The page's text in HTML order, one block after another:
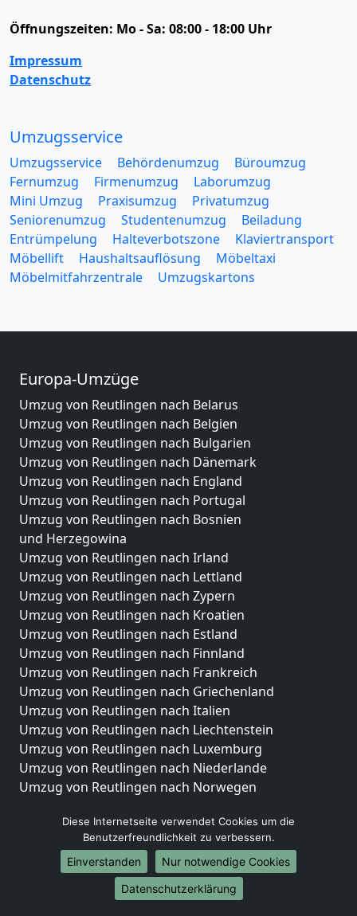
Öffnungszeiten: Mo - Sa: 08:00 - 18:00 Uhr
Impressum
Datenschutz
Umzugsservice
Umzugsservice Behördenumzug
Büroumzug
Fernumzug
Firmenumzug
Laborumzug
Mini Umzug
Praxisumzug
Privatumzug
Seniorenumzug
Studentenumzug
Beiladung
Entrümpelung
Halteverbotszone
Klaviertransport
Möbellift
Haushaltsauflösung
Möbeltaxi
Möbelmitfahrzentrale
Umzugskartons
Europa-Umzüge
Umzug von Reutlingen nach Belarus
Umzug von Reutlingen nach Belgien
Umzug von Reutlingen nach Bulgarien
Umzug von Reutlingen nach Dänemark
Umzug von Reutlingen nach England
Umzug von Reutlingen nach Portugal
Umzug von Reutlingen nach Bosnien
und Herzegowina
Umzug von Reutlingen nach Irland
Umzug von Reutlingen nach Lettland
Umzug von Reutlingen nach Zypern
Umzug von Reutlingen nach Kroatien
Umzug von Reutlingen nach Estland
Umzug von Reutlingen nach Finnland
Umzug von Reutlingen nach Frankreich
Umzug von Reutlingen nach Griechenland
Umzug von Reutlingen nach Italien
Umzug von Reutlingen nach Liechtenstein
Umzug von Reutlingen nach Luxemburg
Umzug von Reutlingen nach Niederlande
Umzug von Reutlingen nach Norwegen
Umzüge-Deutschlandweit
Umzug von Reutlingen nach Berlin
Umzug von Reutlingen nach Hamburg
Umzug von Reutlingen nach München
Umzug von Reutlingen nach Köln
Diese Internetseite verwendet Cookies um die
Benutzerfreundlichkeit zu verbessern.
Einverstanden
Nur notwendige Cookies
Datenschutzerklärung